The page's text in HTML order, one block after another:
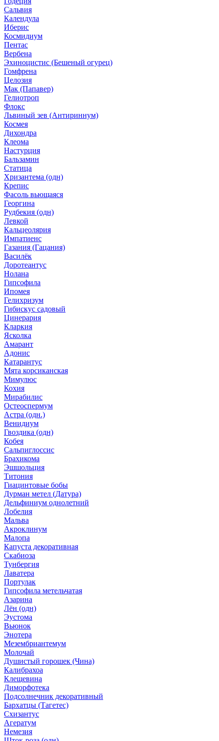
Сальвия
Календула
Иберис
Космидиум
Пентас
Вербена
Эхиноцистис (Бешеный огурец)
Гомфрена
Целозия
Мак (Папавер)
Гелиотроп
Флокс
Львиный зев (Антириннум)
Космея
Дихондра
Клеома
Настурция
Бальзамин
Статица
Хризантема (одн)
Крепис
Фасоль вьющаяся
Георгина
Рудбекия (одн)
Левкой
Кальцеолярия
Импатиенс
Газания (Гацания)
Василёк
Доротеантус
Нолана
Гипсофила
Ипомея
Гелихризум
Гибискус садовый
Цинерария
Кларкия
Ясколка
Амарант
Адонис
Катарантус
Мята корсиканская
Мимулюс
Кохия
Мирабилис
Остеоспермум
Астра (одн.)
Венидиум
Гвоздика (одн)
Кобея
Сальпиглоссис
Брахикома
Эшшольция
Титония
Гиацинтовые бобы
Дурман метел (Датура)
Дельфиниум однолетний
Лобелия
Мальва
Акроклинум
Малопа
Капуста декоративная
Скабиоза
Тунбергия
Лаватера
Портулак
Гипсофила метельчатая
Азарина
Лён (одн)
Эустома
Вьюнок
Энотера
Мезембриантемум
Молочай
Душистый горошек (Чина)
Калибрахоа
Клещевина
Диморфотека
Подсолнечник декоративный
Бархатцы (Тагетес)
Схизантус
Агератум
Немезия